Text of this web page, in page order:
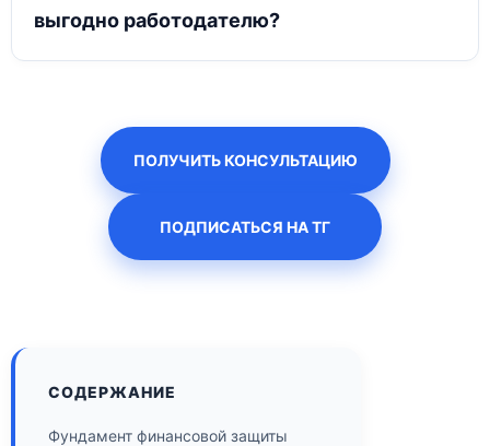
выгодно работодателю?
ПОЛУЧИТЬ КОНСУЛЬТАЦИЮ
ПОДПИСАТЬСЯ НА ТГ
СОДЕРЖАНИЕ
Фундамент финансовой защиты